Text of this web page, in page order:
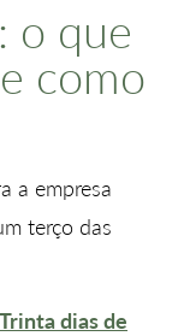
o que
como
a empresa
terço das
Trinta dias de